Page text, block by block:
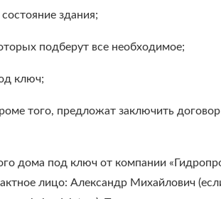
здания;
подберут все необходимое;
ключ;
того, предложат заключить
дома под ключ от компании
лицо: Александр Михайлович